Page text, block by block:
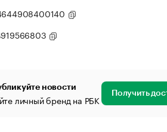
новости
личный бренд на РБК Получить